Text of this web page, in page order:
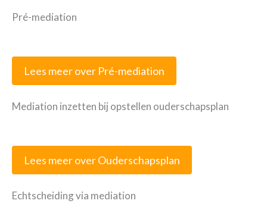
Pré-mediation
Lees meer over Pré-mediation
Mediation inzetten bij opstellen ouderschapsplan
Lees meer over Ouderschapsplan
Echtscheiding via mediation